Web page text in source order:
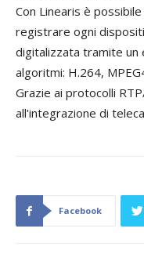
Con Linearis è
registrare ogni
digitalizzata tramite un
algoritmi: H.264,
Grazie ai protocolli
all'integrazione di
Facebook